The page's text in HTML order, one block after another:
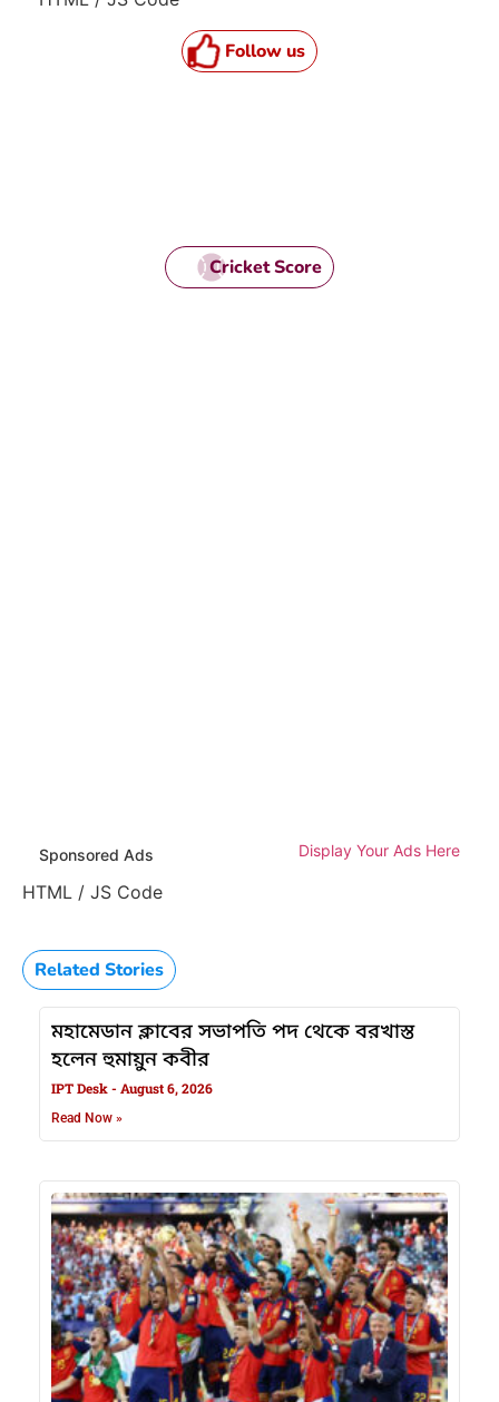
Follow us
Cricket Score
Sponsored Ads Display Your Ads Here
HTML / JS Code
Related Stories
মহামেডান ক্লাবের সভাপতি পদ থেকে বরখাস্ত
হলেন হুমায়ুন কবীর
IPT Desk August 6, 2026
Read Now »